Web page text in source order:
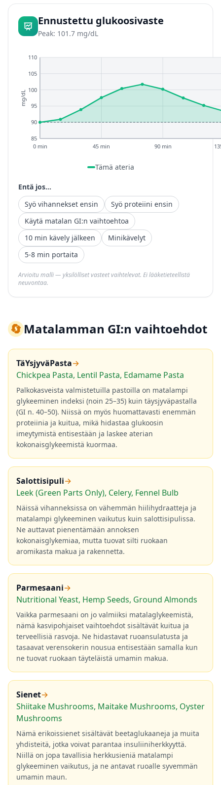
Ennustettu glukoosivaste
Peak: 101.7 mg/dL
85
90
95
100
105
110
0 min 45 min 90 min
mg/dL
Tämä ateria
Entä jos...
Syö vihannekset ensin
Syö proteiini ensin
Käytä matalan GI:n vaihtoehtoa
10 min kävely jälkeen
Minikävelyt
5-8 min portaita
Arvioitu malli — yksilölliset vasteet vaihtelevat. Ei lääketieteellistä
neuvontaa.
🔄Matalamman GI:n vaihtoehdot
TäYsjyväPasta→
Chickpea Pasta, Lentil Pasta, Edamame Pasta
Palkokasveista valmistetuilla pastoilla on matalampi
glykeeminen indeksi (noin 25–35) kuin täysjyväpastalla
(GI n. 40–50). Niissä on myös huomattavasti enemmän
proteiinia ja kuitua, mikä hidastaa glukoosin
imeytymistä entisestään ja laskee aterian
kokonaisglykeemistä kuormaa.
Salottisipuli→
Leek (Green Parts Only), Celery, Fennel Bulb
Näissä vihanneksissa on vähemmän hiilihydraatteja ja
matalampi glykeeminen vaikutus kuin salottisipulissa.
Ne auttavat pienentämään annoksen
kokonaisglykemiaa, mutta tuovat silti ruokaan
aromikasta makua ja rakennetta.
Parmesaani→
Nutritional Yeast, Hemp Seeds, Ground Almonds
Vaikka parmesaani on jo valmiiksi matalaglykeemistä,
nämä kasvipohjaiset vaihtoehdot sisältävät kuitua ja
terveellisiä rasvoja. Ne hidastavat ruoansulatusta ja
tasaavat verensokerin nousua entisestään samalla kun
ne tuovat ruokaan täyteläistä umamin makua.
Sienet→
Shiitake Mushrooms, Maitake Mushrooms, Oyster
Mushrooms
Nämä erikoissienet sisältävät beetaglukaaneja ja muita
yhdisteitä, jotka voivat parantaa insuliiniherkkyyttä.
Niillä on jopa tavallisia herkkusieniä matalampi
glykeeminen vaikutus, ja ne antavat ruoalle syvemmän
umamin maun.